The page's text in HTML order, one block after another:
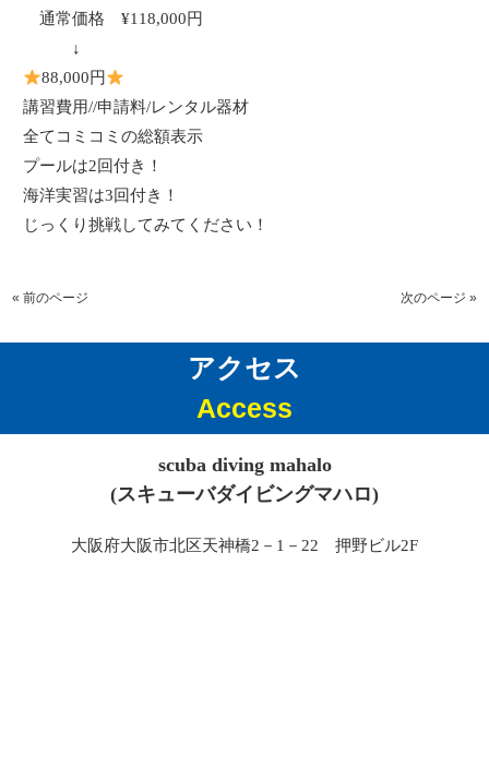
通常価格¥118,000円
↓
88,000円
講習費用//申請料/レンタル器材
全てコミコミの総額表示
プールは2回付き！
海洋実習は3回付き！
じっくり挑戦してみてください！
« 前のページ 次のページ »
アクセス
Access
scuba diving mahalo
(スキューバダイビングマハロ)
大阪府大阪市北区天神橋2－1－22 押野ビル2F